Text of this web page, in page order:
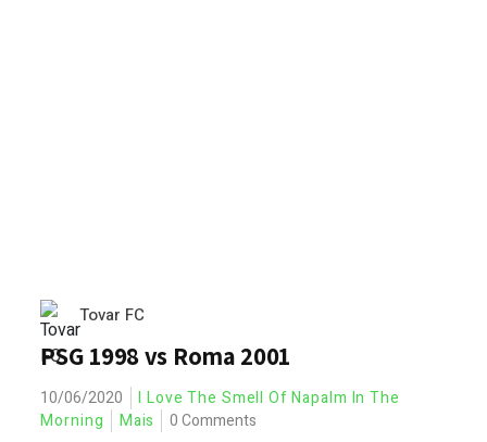
Tovar FC
PSG 1998 vs Roma 2001
10/06/2020
I Love The Smell Of Napalm In The
Morning
Mais 0 Comments